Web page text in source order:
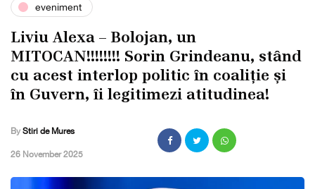
eveniment
Liviu Alexa – Bolojan, un
MITOCAN!!!!!!!! Sorin Grindeanu, stând
cu acest interlop politic în coaliție și
în Guvern, îi legitimezi atitudinea!
By Stiri de Mures
,26 November 2025